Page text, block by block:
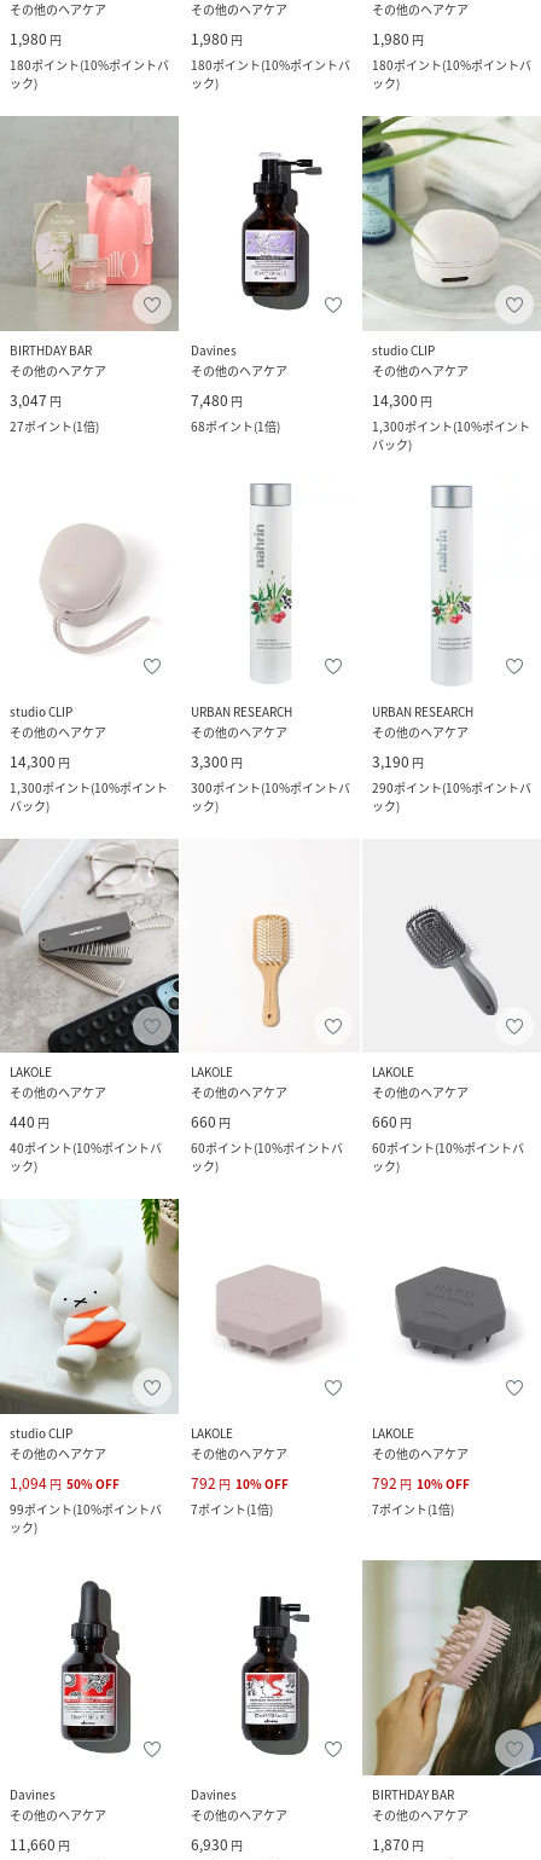
その他のヘアケア
1,980 円
180ポイント(10%ポイントバ
ック)
その他のヘアケア
1,980 円
180ポイント(10%ポイントバ
ック)
その他のヘアケア
1,980 円
180ポイント(10%ポイントバ
ック)
BIRTHDAY BAR
その他のヘアケア
3,047 円
27ポイント(1倍)
Davines
その他のヘアケア
7,480 円
68ポイント(1倍)
studio CLIP
その他のヘアケア
14,300 円
1,300ポイント(10%ポイント
バック)
studio CLIP
その他のヘアケア
14,300 円
1,300ポイント(10%ポイント
バック)
URBAN RESEARCH
その他のヘアケア
3,300 円
300ポイント(10%ポイントバ
ック)
URBAN RESEARCH
その他のヘアケア
3,190 円
290ポイント(10%ポイントバ
ック)
LAKOLE
その他のヘアケア
440 円
40ポイント(10%ポイントバ
ック)
LAKOLE
その他のヘアケア
660 円
60ポイント(10%ポイントバ
ック)
LAKOLE
その他のヘアケア
660 円
60ポイント(10%ポイントバ
ック)
studio CLIP
その他のヘアケア
1,094 円 50%OFF
99ポイント(10%ポイントバ
ック)
LAKOLE
その他のヘアケア
792 円 10%OFF
7ポイント(1倍)
LAKOLE
その他のヘアケア
792 円 10%OFF
7ポイント(1倍)
Davines
その他のヘアケア
11,660 円
Davines
その他のヘアケア
6,930 円
BIRTHDAY BAR
その他のヘアケア
1,870 円